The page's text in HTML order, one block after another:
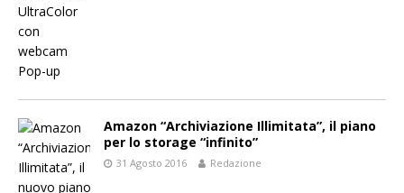
Amazon “Archiviazione Illimitata”, il piano
per lo storage “infinito”
31 Agosto 2016 Redazione